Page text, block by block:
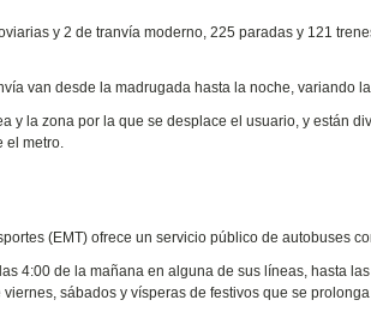
y 2 de tranvía moderno, 225 paradas y 121
van desde la madrugada hasta la noche, variando
y la zona por la que se desplace el usuario, y están
el metro.
(EMT) ofrece un servicio público de autobuses
4:00 de la mañana en alguna de sus líneas, hasta
sábados y vísperas de festivos que se prolonga